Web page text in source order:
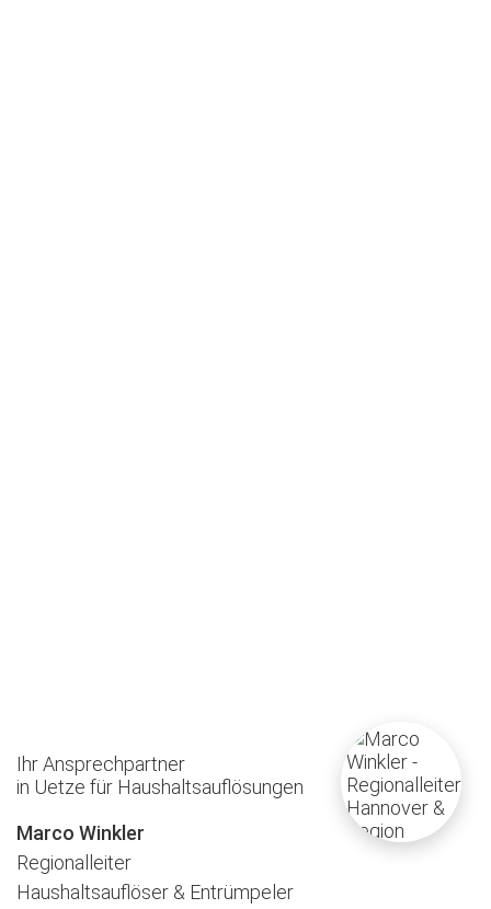
Ihr Ansprechpartner
in Uetze für Haushaltsauflösungen
Marco Winkler
Regionalleiter
Haushaltsauflöser & Entrümpeler